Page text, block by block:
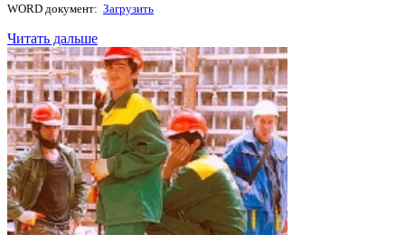
WORD документ: Загрузить
Читать дальше